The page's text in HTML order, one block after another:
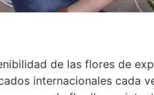
de las flores de
internacionales cada